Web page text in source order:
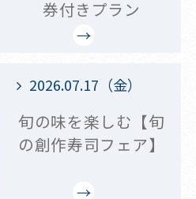
券付きプラン
2026.07.17（金）
旬の味を楽しむ【旬
の創作寿司フェア】